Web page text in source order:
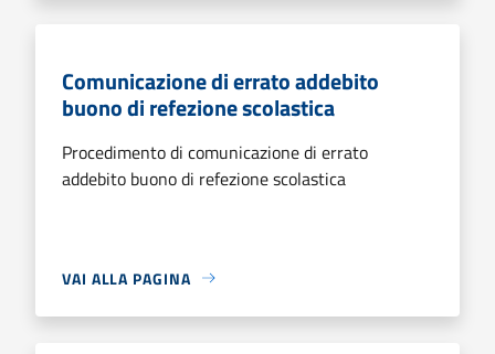
Comunicazione di errato addebito
buono di refezione scolastica
Procedimento di comunicazione di errato
addebito buono di refezione scolastica
VAI ALLA PAGINA